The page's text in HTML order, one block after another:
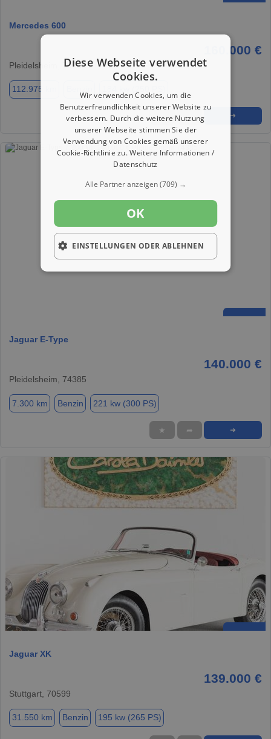
Mercedes 600
160.000 €
Pleidelsheim, 74385
112.975 km
★ ➦ ➜
Jaguar E-Type
140.000 €
Pleidelsheim, 74385
7.300 km Benzin 221 kw (300 PS)
★ ➦ ➜
Jaguar XK
139.000 €
Stuttgart, 70599
31.550 km Benzin 195 kw (265 PS)
Diese Webseite verwendet
Cookies.
Wir verwenden Cookies, um die
Benutzerfreundlichkeit unserer Website zu
verbessern. Durch die weitere Nutzung
unserer Webseite stimmen Sie der
Verwendung von Cookies gemäß unserer
Cookie-Richtlinie zu.Weitere Informationen /
Datenschutz
Alle Partner anzeigen(709) →
OK
EINSTELLUNGEN ODER ABLEHNEN